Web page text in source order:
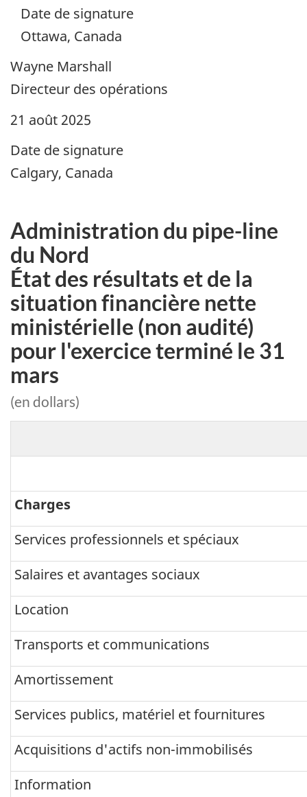
Date de signature
Ottawa, Canada
Wayne Marshall
Directeur des opérations
21 août 2025
Date de signature
Calgary, Canada
Administration du pipe-line
du Nord
État des résultats et de la
situation financière nette
ministérielle (non audité)
pour l'exercice terminé le 31
mars
(en dollars)
Charges
Services professionnels et spéciaux
Salaires et avantages sociaux
Location
Transports et communications
Amortissement
Services publics, matériel et fournitures
Acquisitions d'actifs non-immobilisés
Information